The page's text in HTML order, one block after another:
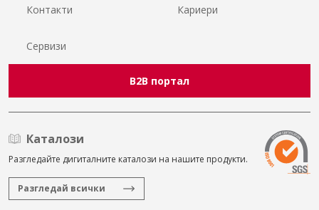
Контакти Кариери
Сервизи
B2B портал
Каталози
Разгледайте дигиталните каталози на нашите продукти.
Разгледай всички